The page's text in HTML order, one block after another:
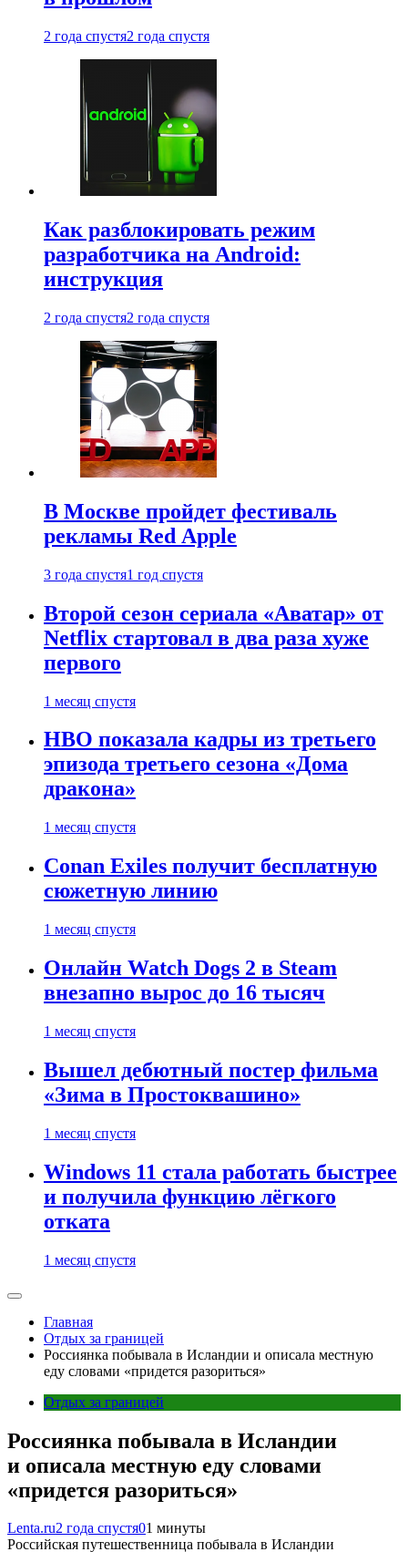
2 года спустя2 года спустя
Как разблокировать режим
разработчика на Android:
инструкция
2 года спустя2 года спустя
В Москве пройдет фестиваль
рекламы Red Apple
3 года спустя1 год спустя
Второй сезон сериала «Аватар» от
Netflix стартовал в два раза хуже
первого
1 месяц спустя
HBO показала кадры из третьего
эпизода третьего сезона «Дома
дракона»
1 месяц спустя
Conan Exiles получит бесплатную
сюжетную линию
1 месяц спустя
Онлайн Watch Dogs 2 в Steam
внезапно вырос до 16 тысяч
1 месяц спустя
Вышел дебютный постер фильма
«Зима в Простоквашино»
1 месяц спустя
Windows 11 стала работать быстрее
и получила функцию лёгкого
отката
1 месяц спустя
Главная
Отдых за границей
Россиянка побывала в Исландии и описала местную
еду словами «придется разориться»
Отдых за границей
Россиянка побывала в Исландии
и описала местную еду словами
«придется разориться»
Lenta.ru2 года спустя01 минуты
Российская путешественница побывала в Исландии